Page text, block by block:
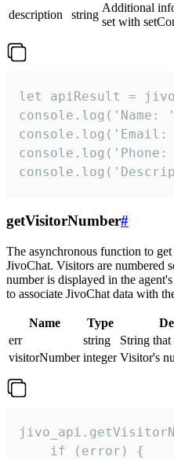
description
string
Additional
set with
let apiResult =
getVisitorNumber#
The asynchronous function to
JivoChat. Visitors are numbered
number is displayed in the
to associate JivoChat data with
Name Type
err
string
String that
visitorNumber integer Visitor's
    if (error) {